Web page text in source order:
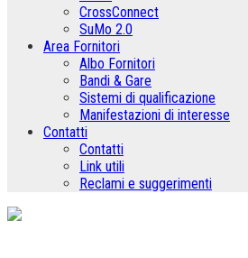
CrossConnect
SuMo 2.0
Area Fornitori
Albo Fornitori
Bandi & Gare
Sistemi di qualificazione
Manifestazioni di interesse
Contatti
Contatti
Link utili
Reclami e suggerimenti